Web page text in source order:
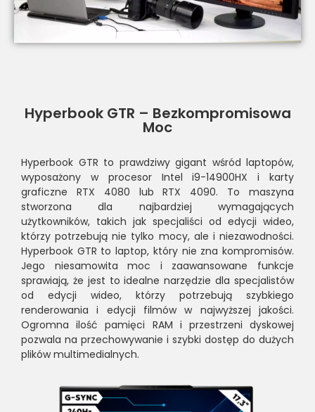
Hyperbook GTR – Bezkompromisowa
Moc
Hyperbook GTR to prawdziwy gigant wśród laptopów,
wyposażony w procesor Intel i9-14900HX i karty
graficzne RTX 4080 lub RTX 4090. To maszyna
stworzona dla najbardziej wymagających
użytkowników, takich jak specjaliści od edycji wideo,
którzy potrzebują nie tylko mocy, ale i niezawodności.
Hyperbook GTR to laptop, który nie zna kompromisów.
Jego niesamowita moc i zaawansowane funkcje
sprawiają, że jest to idealne narzędzie dla specjalistów
od edycji wideo, którzy potrzebują szybkiego
renderowania i edycji filmów w najwyższej jakości.
Ogromna ilość pamięci RAM i przestrzeni dyskowej
pozwala na przechowywanie i szybki dostęp do dużych
plików multimedialnych.